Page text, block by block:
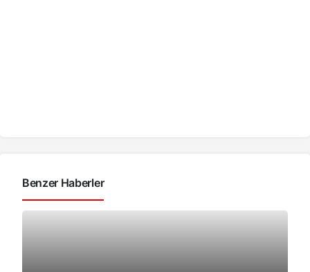
Benzer Haberler